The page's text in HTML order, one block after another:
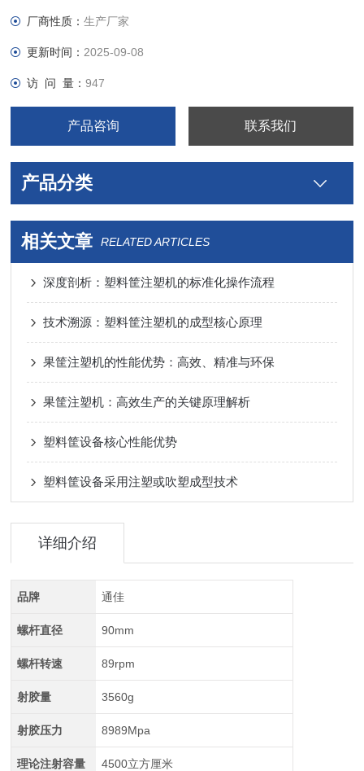
厂商性质：生产厂家
更新时间： 2025-09-08
访 问 量：947
产品咨询 联系我们
产品分类
相关文章 RELATED ARTICLES
深度剖析：塑料筐注塑机的标准化操作流程
技术溯源：塑料筐注塑机的成型核心原理
果筐注塑机的性能优势：高效、精准与环保
果筐注塑机：高效生产的关键原理解析
塑料筐设备核心性能优势
塑料筐设备采用注塑或吹塑成型技术
详细介绍
品牌 通佳
螺杆直径 90mm
螺杆转速 89rpm
射胶量 3560g
射胶压力 8989Mpa
理论注射容量 4500立方厘米